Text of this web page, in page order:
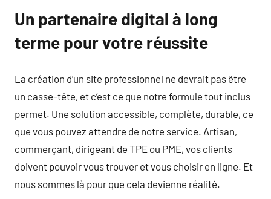
Un partenaire digital à long
terme pour votre réussite
La création d’un site professionnel ne devrait pas être
un casse-tête, et c’est ce que notre formule tout inclus
permet. Une solution accessible, complète, durable, ce
que vous pouvez attendre de notre service. Artisan,
commerçant, dirigeant de TPE ou PME, vos clients
doivent pouvoir vous trouver et vous choisir en ligne. Et
nous sommes là pour que cela devienne réalité.